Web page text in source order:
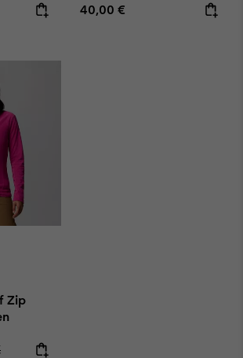
Regular price:
40,00 €
Zip
price: